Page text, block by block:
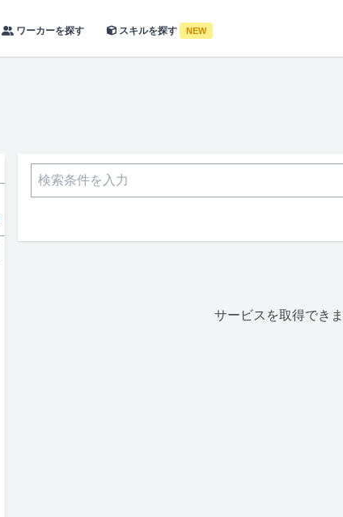
ワーカーを探す スキルを探す NEW
サービスを取得でき